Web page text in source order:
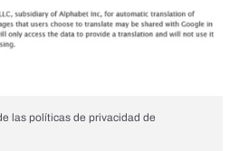
las políticas de privacidad de